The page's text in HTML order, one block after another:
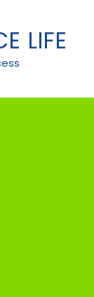
LIFE